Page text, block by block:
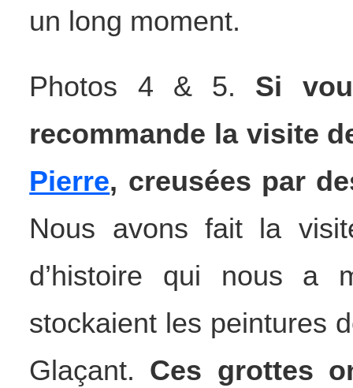
un long moment.
Photos 4 & 5. Si
recommande la visite
Pierre, creusées par
Nous avons fait la
d’histoire qui nous a
stockaient les peintures
Glaçant. Ces grottes